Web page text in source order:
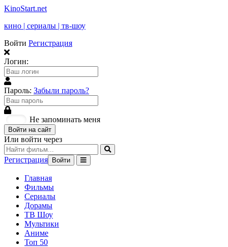
KinoStart.net
кино | сериалы | тв-шоу
Войти Регистрация
Логин:
Пароль: Забыли пароль?
Не запоминать меня
Войти на сайт
Или войти через
Регистрация Войти
Главная
Фильмы
Сериалы
Дорамы
ТВ Шоу
Мультики
Аниме
Топ 50